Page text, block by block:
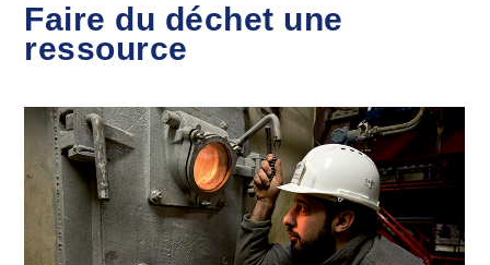
Faire du déchet une
ressource